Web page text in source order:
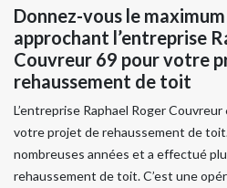
Donnez-vous le
approchant l’entreprise
Couvreur 69 pour votre
rehaussement de toit
L’entreprise Raphael Roger
votre projet de rehaussement de
nombreuses années et a effectué
rehaussement de toit. C’est une